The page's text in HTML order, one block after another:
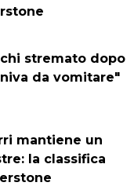
stremato dopo
da vomitare"
mantiene un
la classifica